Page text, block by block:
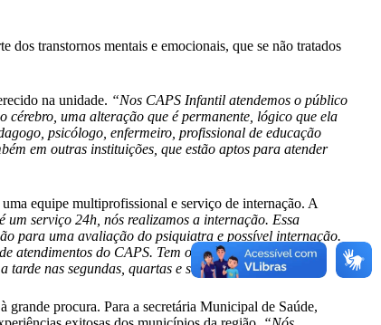
dos transtornos mentais e emocionais, que se não tratados
na unidade. “Nos CAPS Infantil atendemos o público
uma alteração que é permanente, lógico que ela
psicólogo, enfermeiro, profissional de educação
em outras instituições, que estão aptos para atender
equipe multiprofissional e serviço de internação. A
um serviço 24h, nós realizamos a internação. Essa
para uma avaliação do psiquiatra e possível internação.
atendimentos do CAPS. Tem o modo ambulatorial,
nas segundas, quartas e sextas-feiras”, disse.
procura. Para a secretária Municipal de Saúde,